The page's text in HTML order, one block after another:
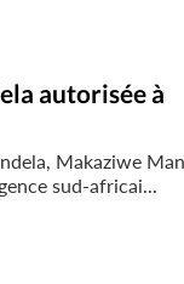
autorisée à
Makaziwe
sud-africai...